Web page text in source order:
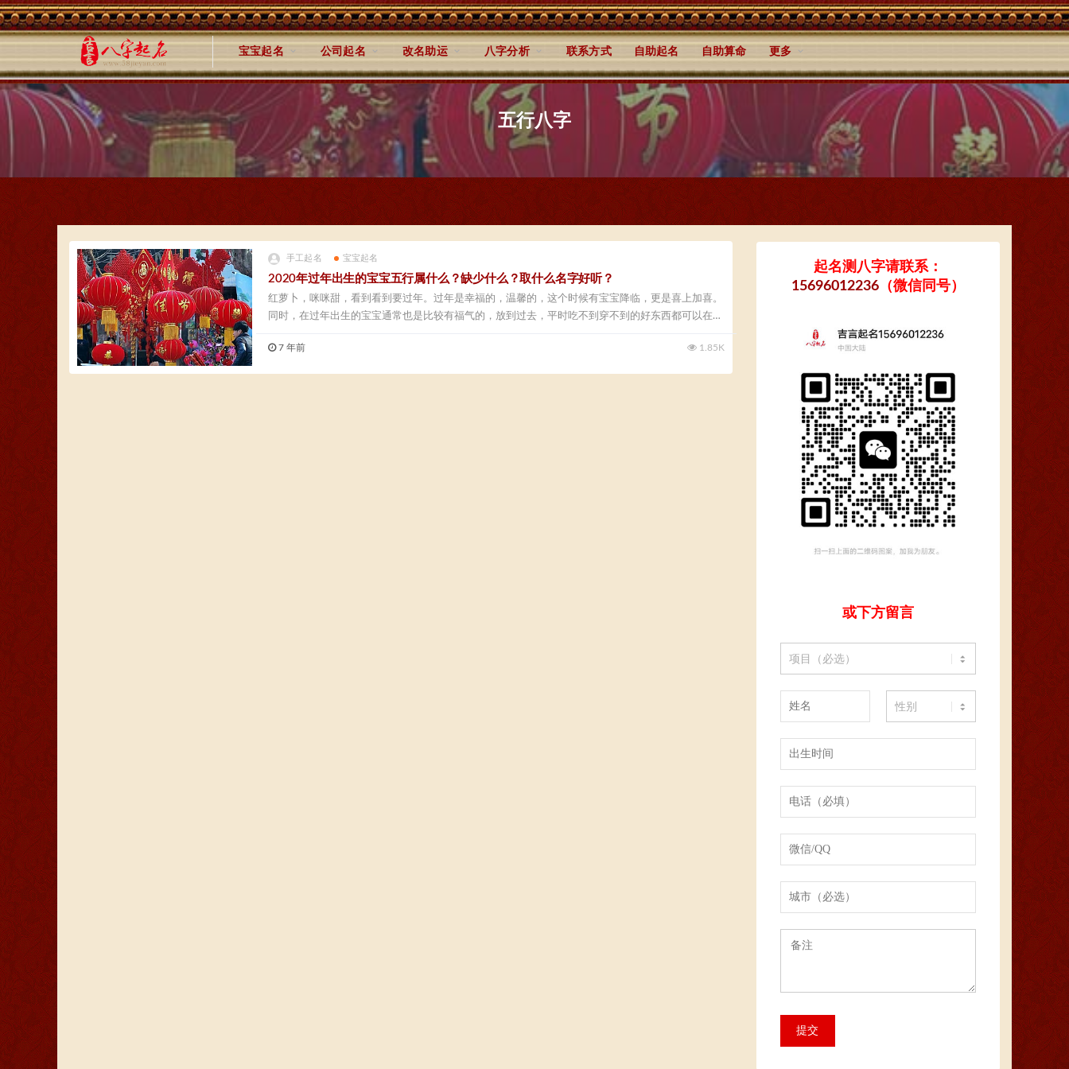
宝宝起名 公司起名 改名助运 八字分析 联系方式 自助起名 自助算命 更多
五行八字
手工起名 宝宝起名
2020年过年出生的宝宝五行属什么？缺少什么？取什么名字好听？
红萝卜，咪咪甜，看到看到要过年。过年是幸福的，温馨的，这个时候有宝宝降临，更是喜上加喜。
同时，在过年出生的宝宝通常也是比较有福气的，放到过去，平时吃不到穿不到的好东西都可以在
7 年前 1.85K
起名测八字请联系：
15696012236 （微信同号）
或下方留言